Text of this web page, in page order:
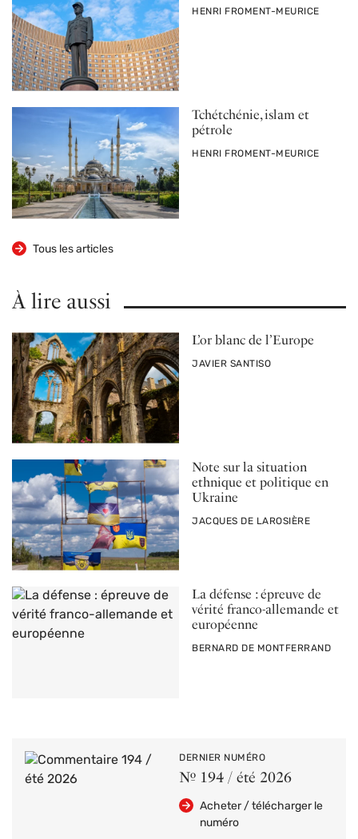
PAR
HENRI FROMENT-MEURICE
Tchétchénie, islam et
pétrole
PAR
HENRI FROMENT-MEURICE
Tous les articles
À lire aussi
L’or blanc de l’Europe
PAR
JAVIER SANTISO
Note sur la situation
ethnique et politique en
Ukraine
PAR
JACQUES DE LAROSIÈRE
La défense : épreuve de
vérité franco-allemande et
européenne
PAR
BERNARD DE MONTFERRAND
DERNIER NUMÉRO
Nº 194 / été 2026
Acheter / télécharger le
numéro